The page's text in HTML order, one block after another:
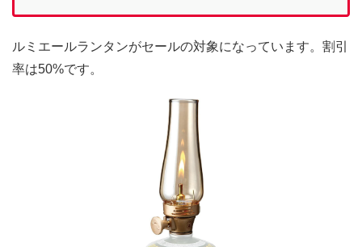
ルミエールランタンがセールの対象になっています。割引
率は50%です。